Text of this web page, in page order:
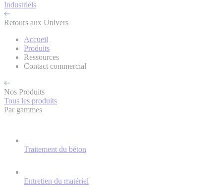
Industriels
Retours aux Univers
Accueil
Produits
Ressources
Contact commercial
Nos Produits
Tous les produits
Par gammes
Traitement du béton
Entretien du matériel